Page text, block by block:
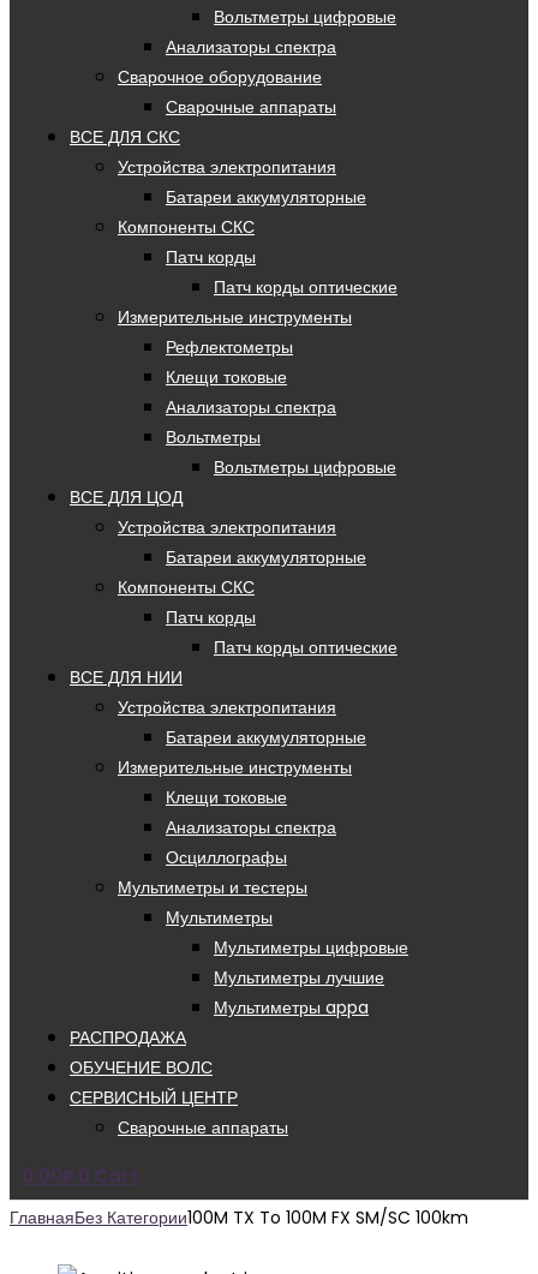
Вольтметры цифровые
Анализаторы спектра
Сварочное оборудование
Сварочные аппараты
ВСЕ ДЛЯ СКС
Устройства электропитания
Батареи аккумуляторные
Компоненты СКС
Патч корды
Патч корды оптические
Измерительные инструменты
Рефлектометры
Клещи токовые
Анализаторы спектра
Вольтметры
Вольтметры цифровые
ВСЕ ДЛЯ ЦОД
Устройства электропитания
Батареи аккумуляторные
Компоненты СКС
Патч корды
Патч корды оптические
ВСЕ ДЛЯ НИИ
Устройства электропитания
Батареи аккумуляторные
Измерительные инструменты
Клещи токовые
Анализаторы спектра
Осциллографы
Мультиметры и тестеры
Мультиметры
Мультиметры цифровые
Мультиметры лучшие
Мультиметры appa
РАСПРОДАЖА
ОБУЧЕНИЕ ВОЛС
СЕРВИСНЫЙ ЦЕНТР
Сварочные аппараты
0.00₽ 0 Cart
ГлавнаяБез Категории100M TX To 100M FX SM/SC 100km